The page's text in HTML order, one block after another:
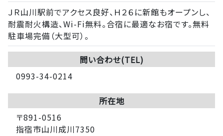
ＪＲ山川駅前でアクセス良好、Ｈ２６に新館もオープンし、
耐震耐火構造、Wi-Fi無料。合宿に最適なお宿です。無料
駐車場完備（大型可）。
問い合わせ(TEL)
0993-34-0214
所在地
〒891-0516
指宿市山川成川7350